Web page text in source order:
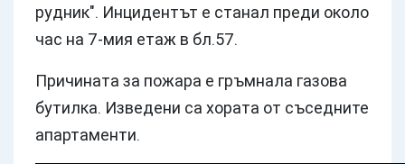
рудник". Инцидентът е станал преди около
час на 7-мия етаж в бл.57.
Причината за пожара е гръмнала газова
бутилка. Изведени са хората от съседните
апартаменти.